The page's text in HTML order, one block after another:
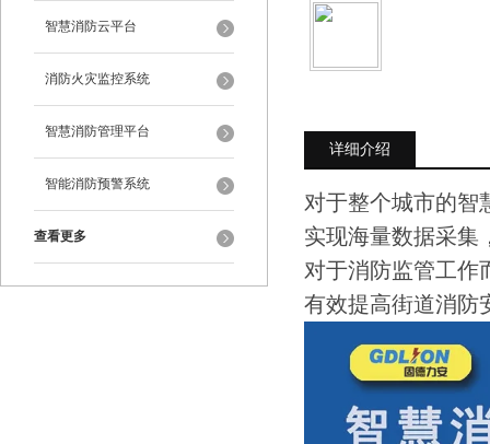
智慧消防云平台
消防火灾监控系统
智慧消防管理平台
智能消防预警系统
查看更多
详细介绍
对于整个城市的智
实现海量数据采集
对于消防监管工作
有效提高街道消防